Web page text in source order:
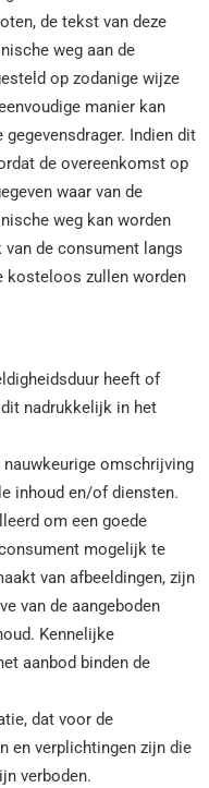
de tekst van deze
weg aan de
op zodanige wijze
manier kan
Indien dit
de overeenkomst op
waar van de
weg kan worden
de consument langs
kosteloos zullen worden
heeft of
nadrukkelijk in het
omschrijving
inhoud en/of diensten.
om een goede
mogelijk te
van afbeeldingen, zijn
van de aangeboden
Kennelijke
aanbod binden de
dat voor de
en verplichtingen zijn die
verboden.